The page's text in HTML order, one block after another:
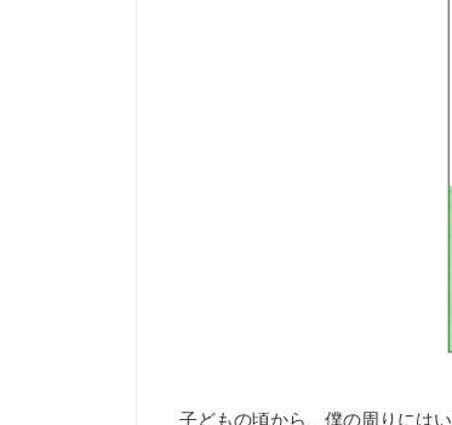
子どもの頃から、僕の周りには